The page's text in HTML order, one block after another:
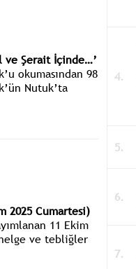
ve Şerait İçinde…’
okumasından 98
Nutuk’ta
2025 Cumartesi)
11 Ekim
ve tebliğler